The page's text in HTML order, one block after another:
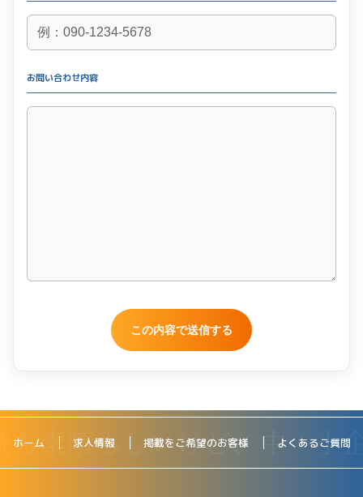
お問い合わせ内容
ホーム 求人情報 掲載をご希望のお客様 よくあるご質問